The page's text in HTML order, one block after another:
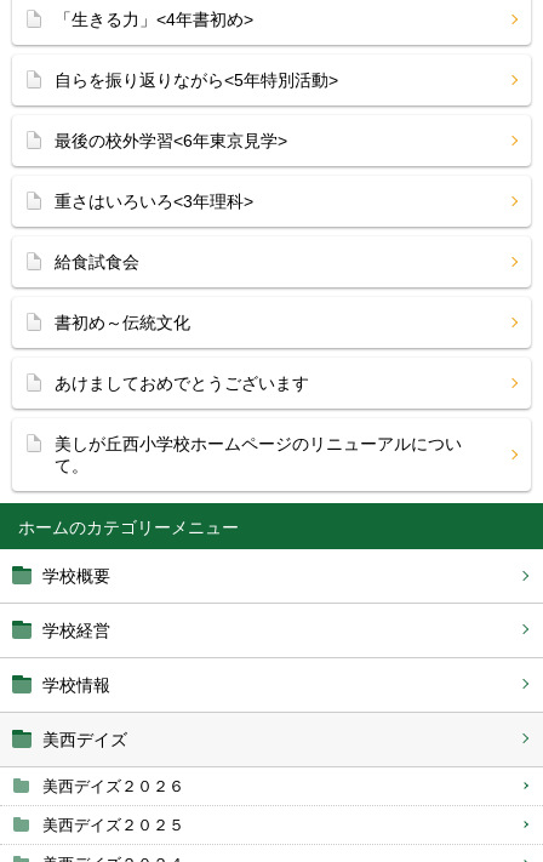
ホーム
学校概要
学校経営
学校情報
美西デイズ
美西デイズ２０２６
美西デイズ２０２５
「生きる力」<4年書初め>
自らを振り返りながら<5年特別活動>
最後の校外学習<6年東京見学>
重さはいろいろ<3年理科>
給食試食会
書初め～伝統文化
あけましておめでとうございます
美しが丘西小学校ホームページのリニューアルについ
て。